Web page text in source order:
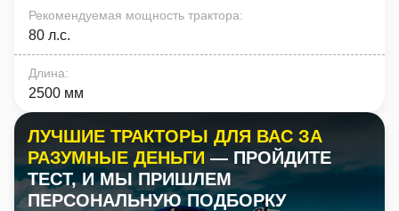
Рекомендуемая мощность трактора:
80 л.с.
Длина:
2500 мм
ЛУЧШИЕ ТРАКТОРЫ ДЛЯ ВАС ЗА
РАЗУМНЫЕ ДЕНЬГИ — ПРОЙДИТЕ
ТЕСТ, И МЫ ПРИШЛЕМ
ПЕРСОНАЛЬНУЮ ПОДБОРКУ